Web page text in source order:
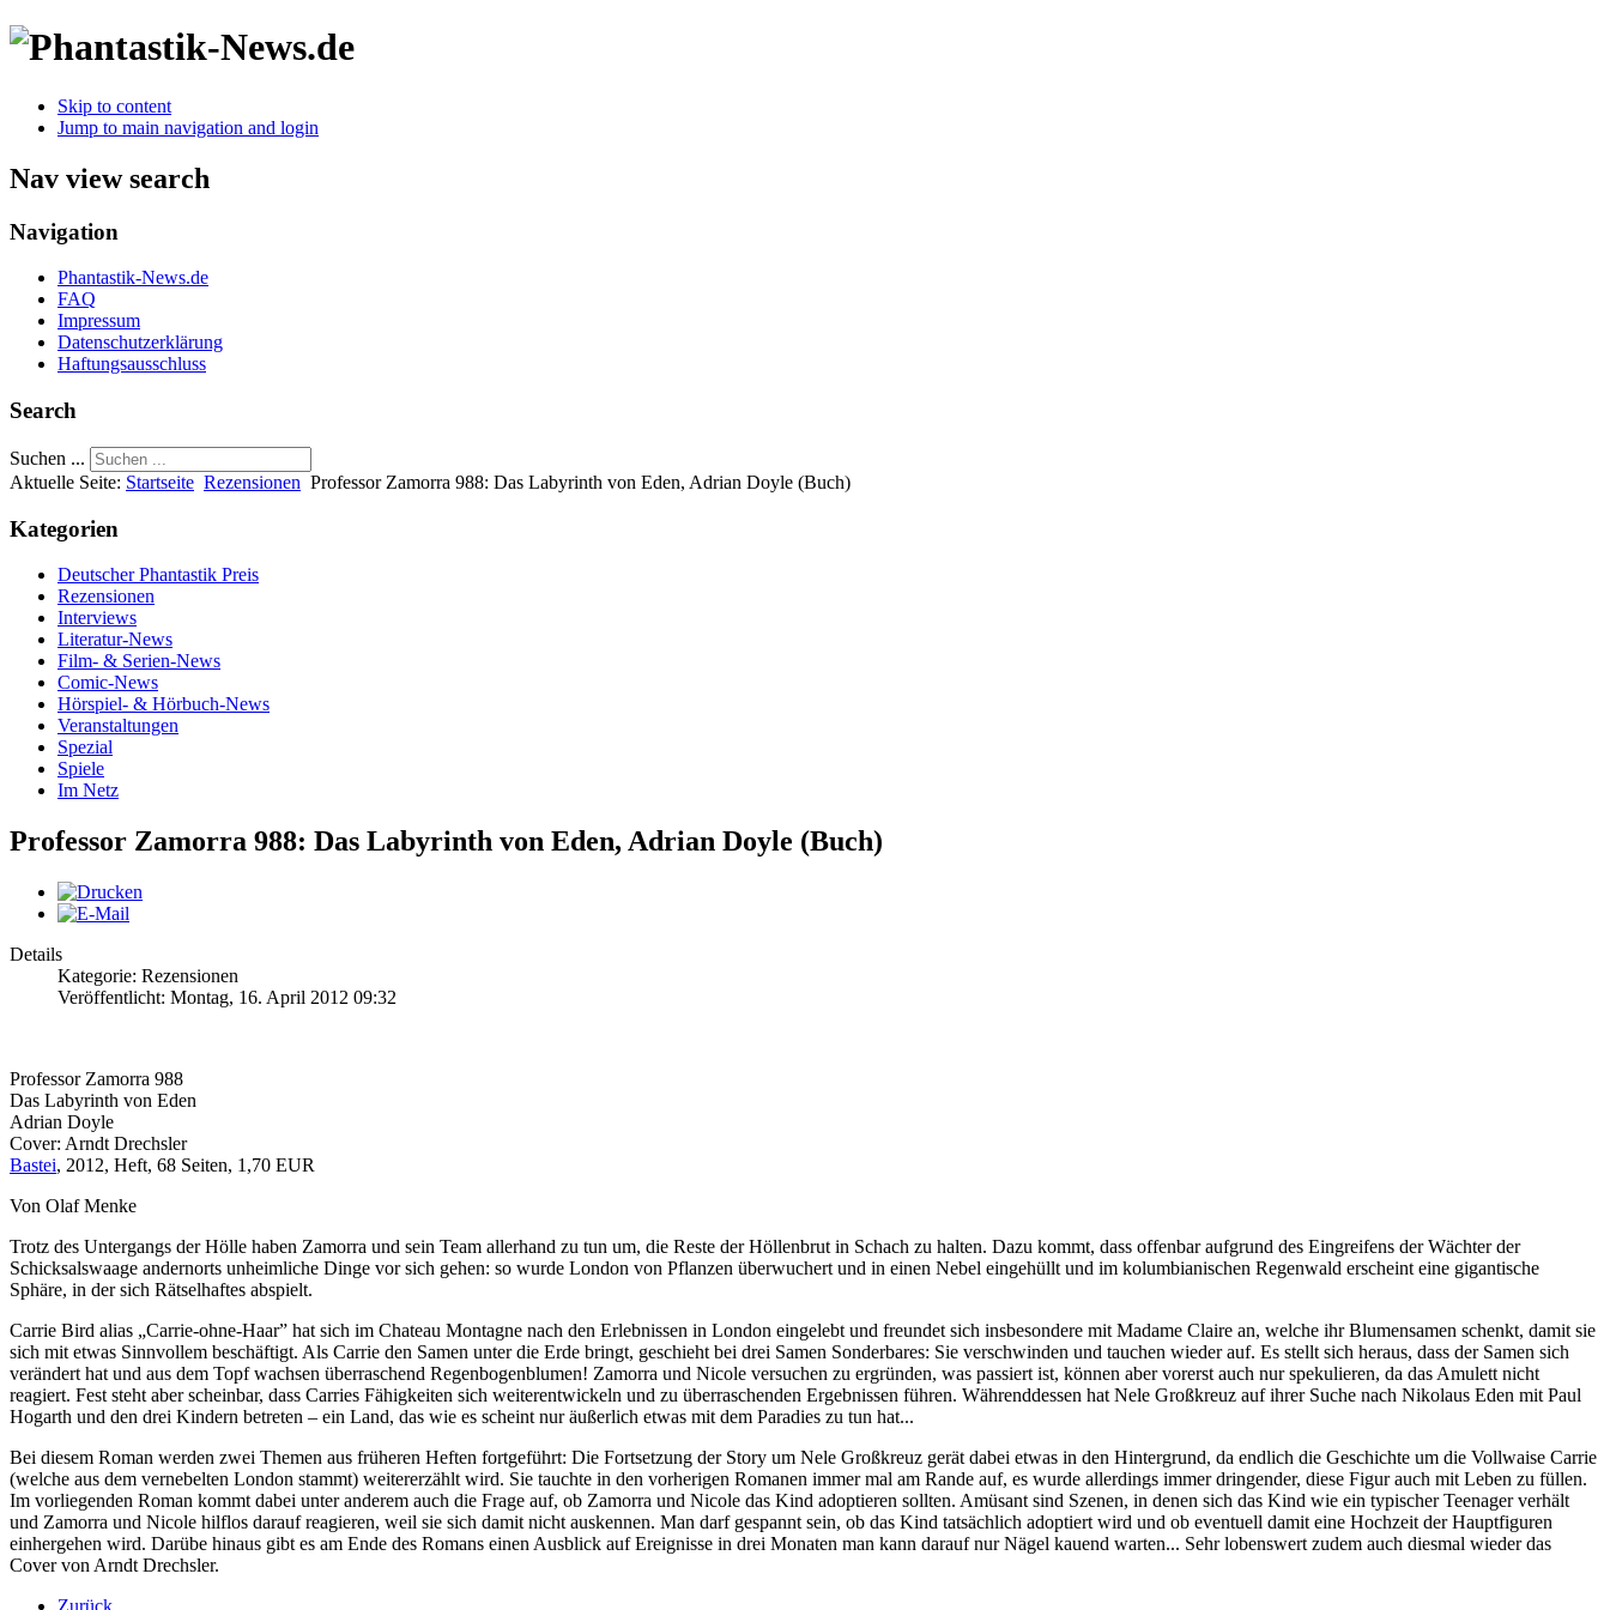
Skip to content
Jump to main navigation and login
Nav view search
Navigation
Phantastik-News.de
FAQ
Impressum
Datenschutzerklärung
Haftungsausschluss
Search
Suchen ...
Aktuelle Seite: Startseite Rezensionen Professor Zamorra 988: Das Labyrinth von Eden, Adrian Doyle (Buch)
Kategorien
Deutscher Phantastik Preis
Rezensionen
Interviews
Literatur-News
Film- & Serien-News
Comic-News
Hörspiel- & Hörbuch-News
Veranstaltungen
Spezial
Spiele
Im Netz
Professor Zamorra 988: Das Labyrinth von Eden, Adrian Doyle (Buch)
Details
Kategorie: Rezensionen
Veröffentlicht: Montag, 16. April 2012 09:32
Professor Zamorra 988
Das Labyrinth von Eden
Adrian Doyle
Cover: Arndt Drechsler
Bastei, 2012, Heft, 68 Seiten, 1,70 EUR
Von Olaf Menke
Trotz des Untergangs der Hölle haben Zamorra und sein Team allerhand zu tun um, die Reste der Höllenbrut in Schach zu halten. Dazu kommt, dass offenbar aufgrund des Eingreifens der Wächter der
Schicksalswaage andernorts unheimliche Dinge vor sich gehen: so wurde London von Pflanzen überwuchert und in einen Nebel eingehüllt und im kolumbianischen Regenwald erscheint eine gigantische
Sphäre, in der sich Rätselhaftes abspielt.
Carrie Bird alias „Carrie-ohne-Haar” hat sich im Chateau Montagne nach den Erlebnissen in London eingelebt und freundet sich insbesondere mit Madame Claire an, welche ihr Blumensamen schenkt, damit sie
sich mit etwas Sinnvollem beschäftigt. Als Carrie den Samen unter die Erde bringt, geschieht bei drei Samen Sonderbares: Sie verschwinden und tauchen wieder auf. Es stellt sich heraus, dass der Samen sich
verändert hat und aus dem Topf wachsen überraschend Regenbogenblumen! Zamorra und Nicole versuchen zu ergründen, was passiert ist, können aber vorerst auch nur spekulieren, da das Amulett nicht
reagiert. Fest steht aber scheinbar, dass Carries Fähigkeiten sich weiterentwickeln und zu überraschenden Ergebnissen führen. Währenddessen hat Nele Großkreuz auf ihrer Suche nach Nikolaus Eden mit Paul
Hogarth und den drei Kindern betreten – ein Land, das wie es scheint nur äußerlich etwas mit dem Paradies zu tun hat...
Bei diesem Roman werden zwei Themen aus früheren Heften fortgeführt: Die Fortsetzung der Story um Nele Großkreuz gerät dabei etwas in den Hintergrund, da endlich die Geschichte um die Vollwaise Carrie
(welche aus dem vernebelten London stammt) weitererzählt wird. Sie tauchte in den vorherigen Romanen immer mal am Rande auf, es wurde allerdings immer dringender, diese Figur auch mit Leben zu füllen.
Im vorliegenden Roman kommt dabei unter anderem auch die Frage auf, ob Zamorra und Nicole das Kind adoptieren sollten. Amüsant sind Szenen, in denen sich das Kind wie ein typischer Teenager verhält
und Zamorra und Nicole hilflos darauf reagieren, weil sie sich damit nicht auskennen. Man darf gespannt sein, ob das Kind tatsächlich adoptiert wird und ob eventuell damit eine Hochzeit der Hauptfiguren
einhergehen wird. Darübe hinaus gibt es am Ende des Romans einen Ausblick auf Ereignisse in drei Monaten man kann darauf nur Nägel kauend warten... Sehr lobenswert zudem auch diesmal wieder das
Cover von Arndt Drechsler.
Zurück